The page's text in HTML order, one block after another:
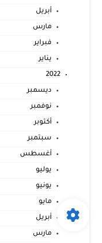
أبريل
مارس
فبراير
يناير
2022
ديسمبر
نوفمبر
أكتوبر
سبتمبر
أغسطس
يوليو
يونيو
مايو
أبريل
مارس